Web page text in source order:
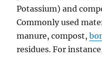
Potassium) and
Commonly used
manure, compost,
residues. For